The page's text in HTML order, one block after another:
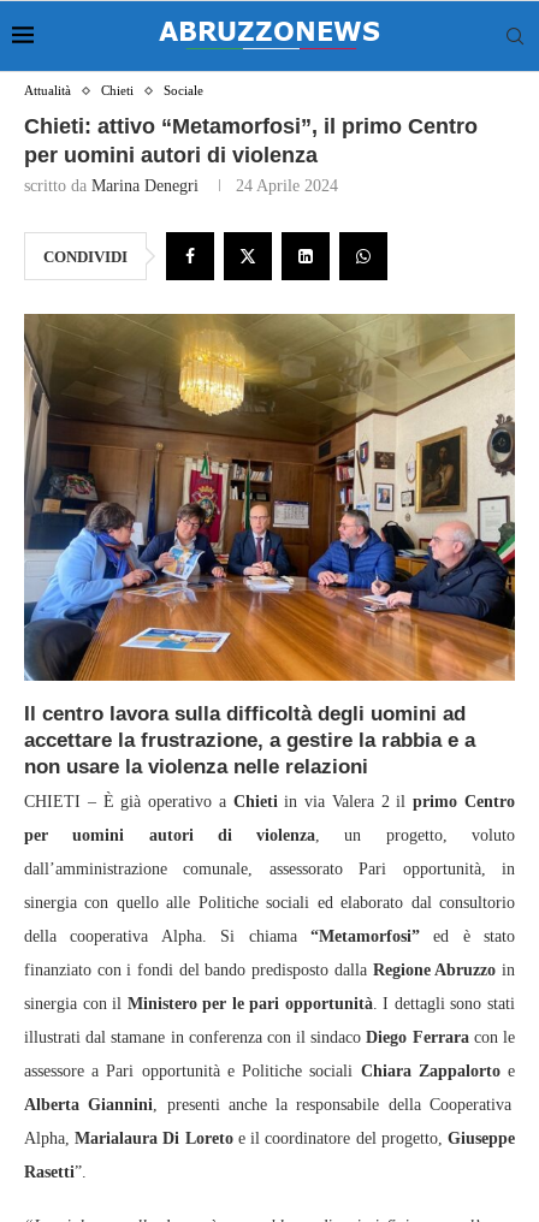
Attualità Chieti Sociale
Chieti: attivo “Metamorfosi”, il primo Centro
per uomini autori di violenza
scritto da Marina Denegri 24 Aprile 2024
CONDIVIDI
Il centro lavora sulla difficoltà degli uomini ad
accettare la frustrazione, a gestire la rabbia e a
non usare la violenza nelle relazioni
CHIETI – È già operativo a Chietiin via Valera 2 il primo Centro
per uomini autori di violenza, un progetto, voluto
dall’amministrazione comunale, assessorato Pari opportunità, in
sinergia con quello alle Politiche sociali ed elaborato dal consultorio
della cooperativa Alpha. Si chiama “Metamorfosi”ed è stato
finanziato con i fondi del bando predisposto dallaRegione Abruzzo in
sinergia con il Ministero per le pari opportunità. I dettagli sono stati
illustrati dal stamane in conferenza con il sindaco Diego Ferraracon le
assessore a Pari opportunità e Politiche sociali Chiara Zappalortoe
Alberta Giannini, presenti anche la responsabile della Cooperativa
Alpha,Marialaura Di Loretoe il coordinatore del progetto,Giuseppe
Rasetti”.